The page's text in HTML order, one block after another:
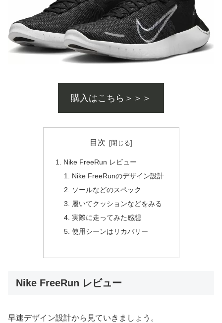
購入はこちら＞＞＞
目次
Nike FreeRun レビュー
Nike FreeRunのデザイン設計
ソールなどのスペック
履いてクッションなどをみる
実際に走ってみた感想
使用シーンはリカバリー
Nike FreeRun レビュー
早速デザイン設計から見ていきましょう。